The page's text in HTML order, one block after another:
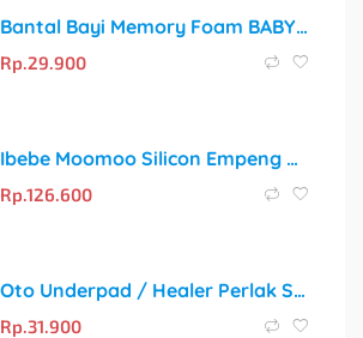
Bantal Bayi Memory Foam BABY COMFY CLASSIC – Solusi Tidur Nyaman dan Cegah Kepala Peyang
Rp.29.900
Ibebe Moomoo Silicon Empeng Bayi 0 Bln + Pacifier Anti Gigi Tonggos Orthodontic Dot Bayi Food Grade Bpa Free Empeng Bayi Pink8
Rp.126.600
Oto Underpad / Healer Perlak Sekali Pakai 60×90 cm, Isi 10 Lembar
Rp.31.900